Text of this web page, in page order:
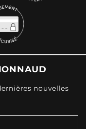
nouvelles